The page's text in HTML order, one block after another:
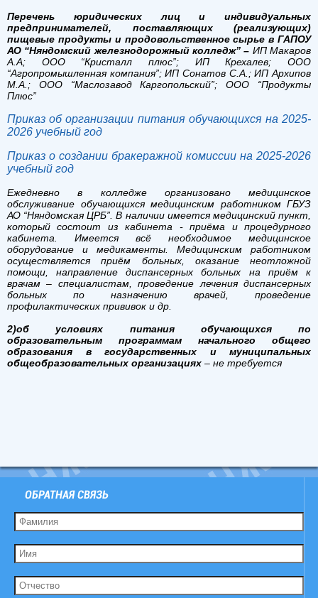
Перечень юридических лиц и индивидуальных
предпринимателей, поставляющих (реализующих)
пищевые продукты и продовольственное сырье в ГАПОУ
АО “Няндомский железнодорожный колледж” – ИП Макаров
А.А; ООО “Кристалл плюс”; ИП Крехалев;ООО
“Агропромышленная компания”;ИП Сонатов С.А.;ИП Архипов
М.А.; ООО “Маслозавод Каргопольский”;ООО “Продукты
Плюс”
Приказ об организации питания обучающихся на 2025-
2026 учебный год
Приказ о создании бракеражной комиссии на 2025-2026
учебный год
Ежедневно в колледже организовано медицинское
обслуживание обучающихся медицинским работником ГБУЗ
АО “Няндомская ЦРБ”. В наличии имеется медицинский пункт,
который состоит из кабинета - приёма и процедурного
кабинета. Имеется всё необходимое медицинское
оборудование и медикаменты. Медицинским работником
осуществляется приём больных, оказание неотложной
помощи, направление диспансерных больных на приём к
врачам – специалистам, проведение лечения диспансерных
больных по назначению врачей, проведение
профилактических прививок и др.
2)об условиях питания обучающихся по
образовательным программам начального общего
образования в государственных и муниципальных
общеобразовательных организациях – не требуется
ОБРАТНАЯ СВЯЗЬ